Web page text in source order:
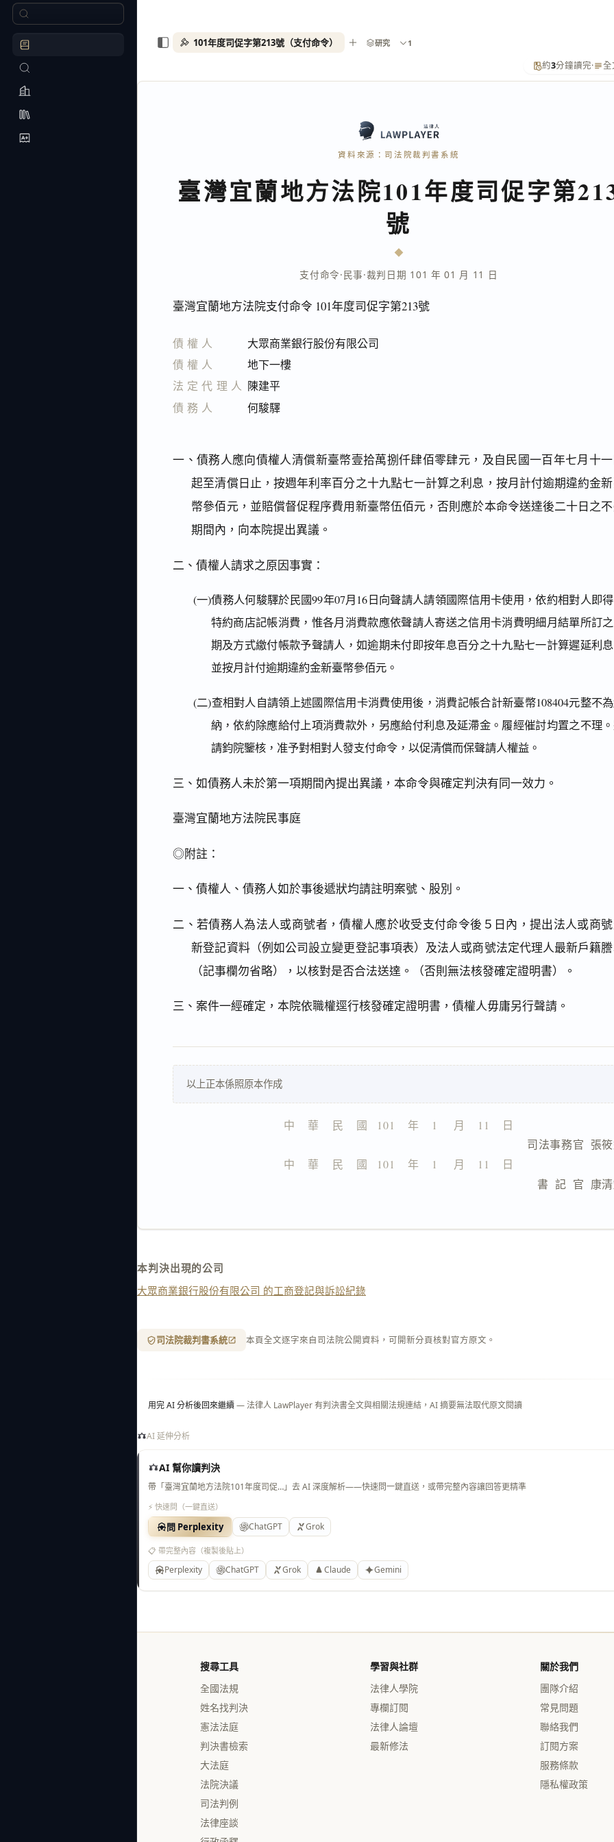
約3分鐘讀完· 全
資料來源：司法院裁判書系統
臺灣宜蘭地方法院101年度司促字第
號
支付命令·民事·裁判日期 101 年 01 月 11 日
臺灣宜蘭地方法院支付命令 101年度司促字第213號
債權人
大眾商業銀行股份有限公司
債權人
地下一樓
法定代理人 陳建平
債務人
何駿驛
一、債務人應向債權人清償新臺幣壹拾萬捌仟肆佰零肆元，及自民國一百年七月十一
起至清償日止，按週年利率百分之十九點七一計算之利息，按月計付逾期違約金
幣參佰元，並賠償督促程序費用新臺幣伍佰元，否則應於本命令送達後二十日之
期間內，向本院提出異議。
二、債權人請求之原因事實：
(一)債務人何駿驛於民國99年07月16日向聲請人請領國際信用卡使用，依約相對人即
特約商店記帳消費，惟各月消費款應依聲請人寄送之信用卡消費明細月結單所訂
期及方式繳付帳款予聲請人，如逾期未付即按年息百分之十九點七一計算遲延利息
並按月計付逾期違約金新臺幣參佰元。
(二)查相對人自請領上述國際信用卡消費使用後，消費記帳合計新臺幣108404元整不
納，依約除應給付上項消費款外，另應給付利息及延滯金。履經催討均置之不理
請鈞院鑒核，准予對相對人發支付命令，以促清償而保聲請人權益。
三、如債務人未於第一項期間內提出異議，本命令與確定判決有同一效力。
臺灣宜蘭地方法院民事庭
◎附註：
一、債權人、債務人如於事後遞狀均請註明案號、股別。
二、若債務人為法人或商號者，債權人應於收受支付命令後５日內，提出法人或商
新登記資料（例如公司設立變更登記事項表）及法人或商號法定代理人最新戶籍
（記事欄勿省略），以核對是否合法送達。（否則無法核發確定證明書）。
三、案件一經確定，本院依職權逕行核發確定證明書，債權人毋庸另行聲請。
以上正本係照原本作成
中    華    民    國   101    年    1     月    11    日
司法事務官  張
中    華    民    國   101    年    1     月    11    日
書  記  官  康
本判決出現的公司
大眾商業銀行股份有限公司 的工商登記與訴訟紀錄
司法院裁判書系統 本頁全文逐字來自司法院公開資料，可開新分頁核對官方原文。
用完 AI 分析後回來繼續— 法律人 LawPlayer 有判決書全文與相關法規連結，AI 摘要無法取代原文閱讀
AI 延伸分析
AI 幫你讀判決
帶「臺灣宜蘭地方法院101年度司促…」去 AI 深度解析——快速問一鍵直送，或帶完整內容讓回答更精準
⚡ 快速問（一鍵直送）
問 Perplexity ChatGPT Grok
📋 帶完整內容（複製後貼上）
Perplexity ChatGPT Grok Claude Gemini
搜尋工具
全國法規
姓名找判決
憲法法庭
判決書檢索
大法庭
法院決議
司法判例
法律座談
學習與社群
法律人學院
專欄訂閱
法律人論壇
最新修法
關於我們
團隊介紹
常見問題
聯絡我們
訂閱方案
服務條款
隱私權政策
101年度司促字第213號（支付命令） 研究 1